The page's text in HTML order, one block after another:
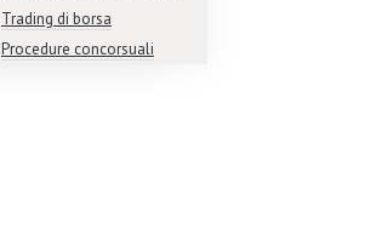
Trading di borsa
Procedure concorsuali